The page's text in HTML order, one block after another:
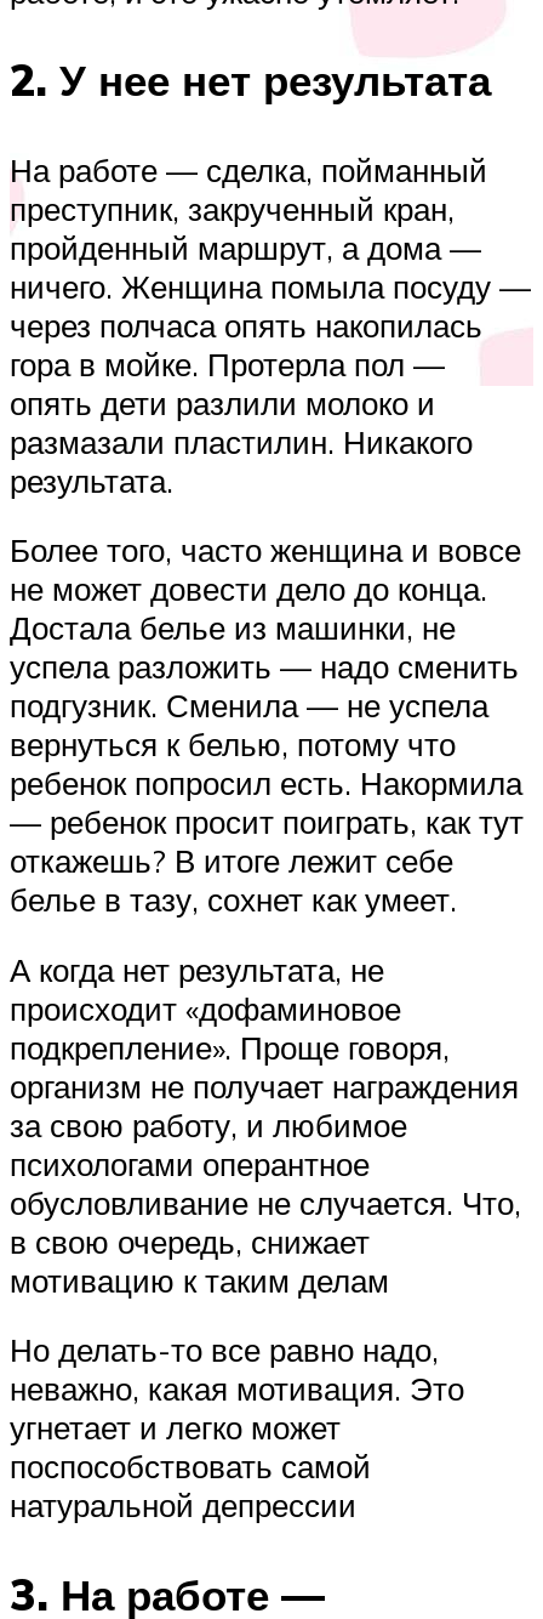
2. У нее нет результата
На работе — сделка, пойманный
преступник, закрученный кран,
пройденный маршрут, а дома —
ничего. Женщина помыла посуду —
через полчаса опять накопилась
гора в мойке. Протерла пол —
опять дети разлили молоко и
размазали пластилин. Никакого
результата.
Более того, часто женщина и вовсе
не может довести дело до конца.
Достала белье из машинки, не
успела разложить — надо сменить
подгузник. Сменила — не успела
вернуться к белью, потому что
ребенок попросил есть. Накормила
— ребенок просит поиграть, как тут
откажешь? В итоге лежит себе
белье в тазу, сохнет как умеет.
А когда нет результата, не
происходит «дофаминовое
подкрепление». Проще говоря,
организм не получает награждения
за свою работу, и любимое
психологами оперантное
обусловливание не случается. Что,
в свою очередь, снижает
мотивацию к таким делам
Но делать-то все равно надо,
неважно, какая мотивация. Это
угнетает и легко может
поспособствовать самой
натуральной депрессии
3. На работе —